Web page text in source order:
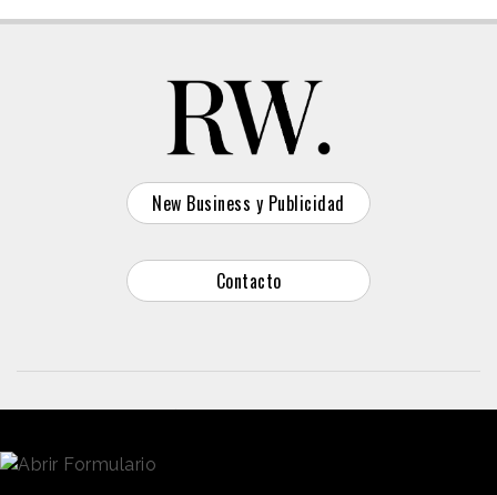
New Business y Publicidad
Contacto
Dirección: Calle Antonio Pirala 29. Madrid, 28017